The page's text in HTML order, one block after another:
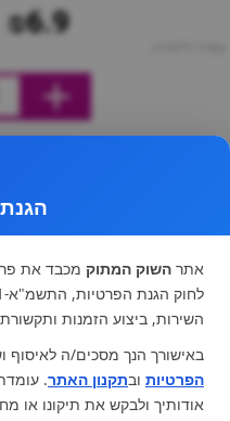
₪6.9
אתר השוק המתוק מכבד את
השירות, ביצוע הזמנות
באישורך הנך מסכים/ה לאיסוף
הפרטיות ובתקנון האתר.
אודותיך ולבקש את תיקונו או